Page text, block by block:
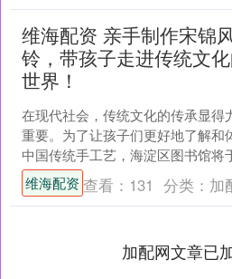
维海配资 亲手制作宋锦
铃，带孩子走进传统文
世界！
在现代社会，传统文化的传承显得
重要。为了让孩子们更好地了解和
中国传统手工艺，海淀区图书馆将
2025年9月21日举办一场别开生面的
——少儿传统文化手....
维海配资 查看： 131 分类： 加
加配网文章已